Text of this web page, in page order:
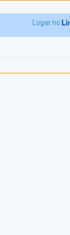
Logar no